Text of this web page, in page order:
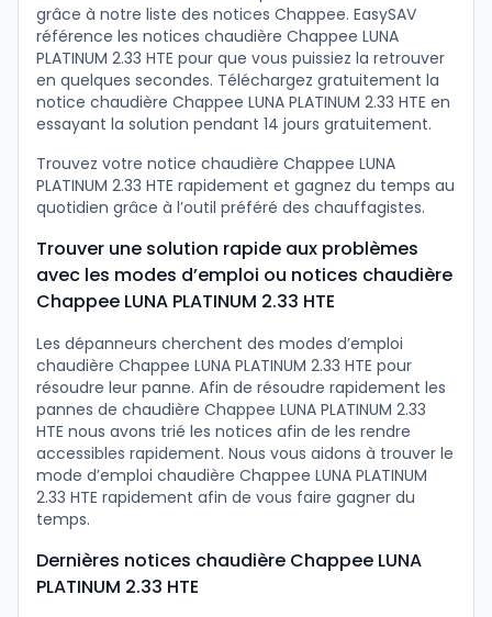
grâce à notre liste des notices Chappee. EasySAV
référence les notices chaudière Chappee LUNA
PLATINUM 2.33 HTE pour que vous puissiez la retrouver
en quelques secondes. Téléchargez gratuitement la
notice chaudière Chappee LUNA PLATINUM 2.33 HTE en
essayant la solution pendant 14 jours gratuitement.
Trouvez votre notice chaudière Chappee LUNA
PLATINUM 2.33 HTE rapidement et gagnez du temps au
quotidien grâce à l’outil préféré des chauffagistes.
Trouver une solution rapide aux problèmes
avec les modes d’emploi ou notices chaudière
Chappee LUNA PLATINUM 2.33 HTE
Les dépanneurs cherchent des modes d’emploi
chaudière Chappee LUNA PLATINUM 2.33 HTE pour
résoudre leur panne. Afin de résoudre rapidement les
pannes de chaudière Chappee LUNA PLATINUM 2.33
HTE nous avons trié les notices afin de les rendre
accessibles rapidement. Nous vous aidons à trouver le
mode d’emploi chaudière Chappee LUNA PLATINUM
2.33 HTE rapidement afin de vous faire gagner du
temps.
Dernières notices chaudière Chappee LUNA
PLATINUM 2.33 HTE